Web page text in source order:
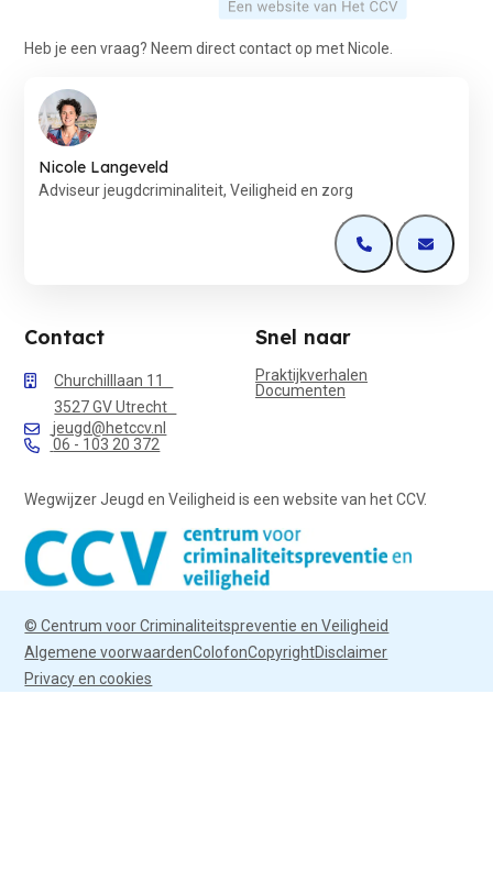
Heb je een vraag? Neem direct contact op met Nicole.
Nicole Langeveld
Adviseur jeugdcriminaliteit, Veiligheid en zorg
Open deOpen de
Contact
Churchilllaan 11
3527 GV Utrecht
jeugd@hetccv.nl
06 - 103 20 372
Snel naar
Praktijkverhalen
Documenten
Wegwijzer Jeugd en Veiligheid is een website van het CCV.
© Centrum voor Criminaliteitspreventie en Veiligheid
Algemene voorwaardenColofonCopyrightDisclaimer
Privacy en cookies